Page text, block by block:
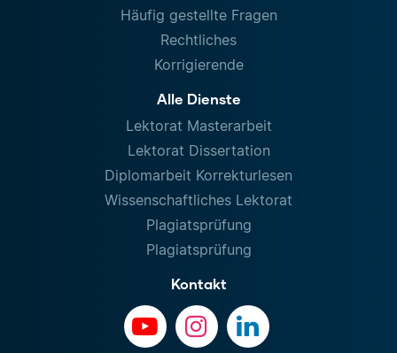
Häufig gestellte Fragen
Rechtliches
Korrigierende
Alle Dienste
Lektorat Masterarbeit
Lektorat Dissertation
Diplomarbeit Korrekturlesen
Wissenschaftliches Lektorat
Plagiatsprüfung
Plagiatsprüfung
Kontakt